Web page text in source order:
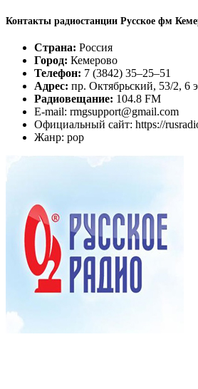
Контакты радиостанции Русское фм
Страна: Россия
Город: Кемерово
Телефон: 7 (3842) 35‒25‒51
Адрес: пр. Октябрьский, 53/2, 6
Радиовещание: 104.8 FM
E-mail: rmgsupport@gmail.com
Официальный сайт: https://
Жанр: pop